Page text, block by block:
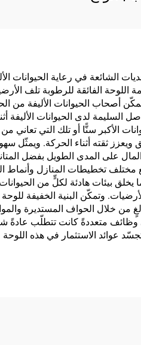
تغليف
| مجموعة
خالية من
الشائعة في رعاية الحيوانات
الفائقة للرطوبة تلف
أصحاب الحيوانات الأليفة من
لدى الحيوانات الأليفة
الأكبر سنًّا أو تلك التي
ويعزز ثقته أثناء الحركة. ويمثّل
على المدى الطويل بفضل المتانة
مختلف تخطيطات المنازل وأنماط
بيئات هادئة لكلٍّ من الحيوانات
وتمكّن البنية الخفيفة للوحة
من خلال الحواف المستديرة
وظائف متعددةً كانت تتطلّب
عوائد الاستثمار في هذه